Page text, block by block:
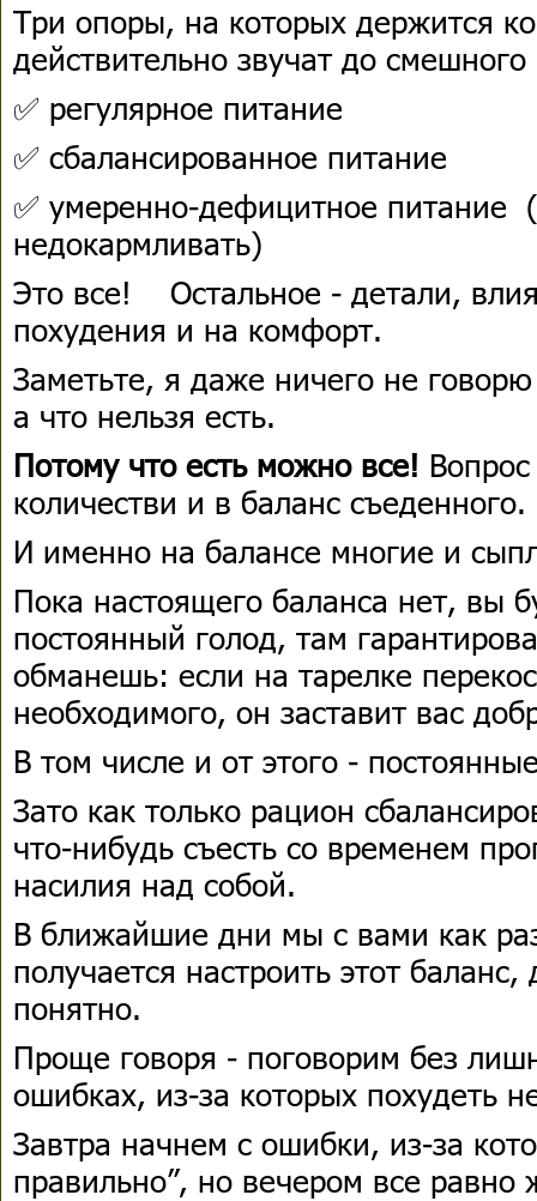
Три опоры, на которых держится
действительно звучат до смешного
✅ регулярное питание
✅ сбалансированное питание
✅ умеренно-дефицитное питание
недокармливать)
Это все! Остальное - детали,
похудения и на комфорт.
Заметьте, я даже ничего не
а что нельзя есть.
Потому что есть можно все!
количестви и в баланс съеденного.
И именно на балансе многие и
Пока настоящего баланса нет, вы
постоянный голод, там
обманешь: если на тарелке
необходимого, он заставит вас
В том числе и от этого -
Зато как только рацион
что-нибудь съесть со временем
насилия над собой.
В ближайшие дни мы с вами как
получается настроить этот
понятно.
Проще говоря - поговорим без
ошибках, из-за которых похудеть
Завтра начнем с ошибки, из-за
правильно”, но вечером все равно